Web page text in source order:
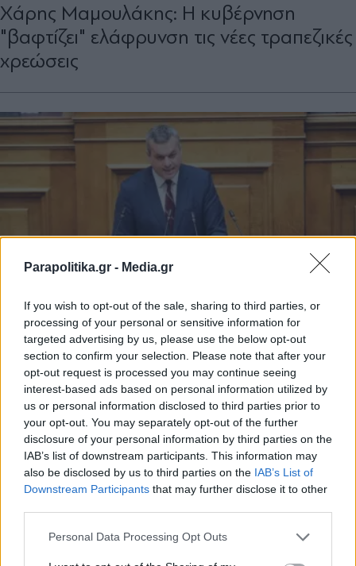
Parapolitika.gr - Media.gr
If you wish to opt-out of the sale, sharing to third parties, or
processing of your personal or sensitive information for
targeted advertising by us, please use the below opt-out
section to confirm your selection. Please note that after your
opt-out request is processed you may continue seeing
interest-based ads based on personal information utilized by
us or personal information disclosed to third parties prior to
your opt-out. You may separately opt-out of the further
disclosure of your personal information by third parties on the
IAB’s list of downstream participants. This information may
also be disclosed by us to third parties on the IAB’s List of
Downstream Participants that may further disclose it to other
Personal Data Processing Opt Outs
Χάρης Μαμουλάκης: Η κυβέρνηση
"βαφτίζει" ελάφρυνση τις νέες τραπεζικές
χρεώσεις
ΠΑΡΑΠΟΛΙΤΙΚΑ 17.04.2025 12:59
PARAPOLITIKA NEWSROOM
Χάρης Μαμουλάκης αλά... Μαμαλάκης
στη Βουλή
Εγγραφή στο newsletter